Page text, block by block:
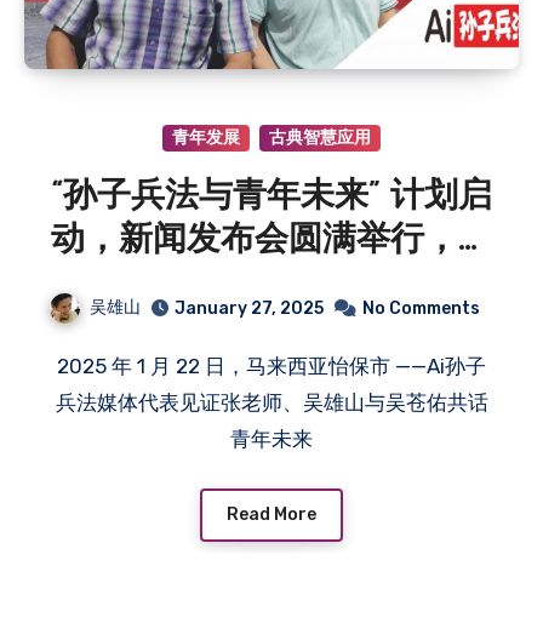
青年发展 古典智慧应用
“孙子兵法与青年未来” 计划启
动，新闻发布会圆满举行，古
吴雄山 January 27, 2025 No Comments
2025 年 1 月 22 日，马来西亚怡保市 ——Ai孙子
兵法媒体代表见证张老师、吴雄山与吴苍佑共话
青年未来
Read More